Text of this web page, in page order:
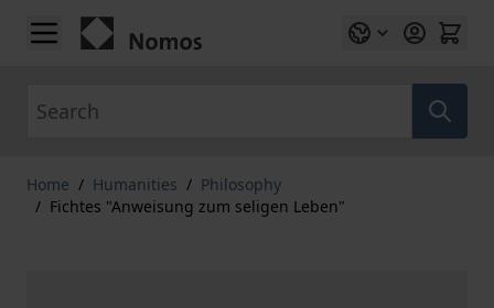
Skip to Content
Home / Humanities / Philosophy
/ Fichtes "Anweisung zum seligen Leben"